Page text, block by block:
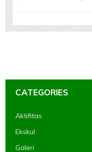
CATEGORIES
Aktifitas
Ekskul
Galeri